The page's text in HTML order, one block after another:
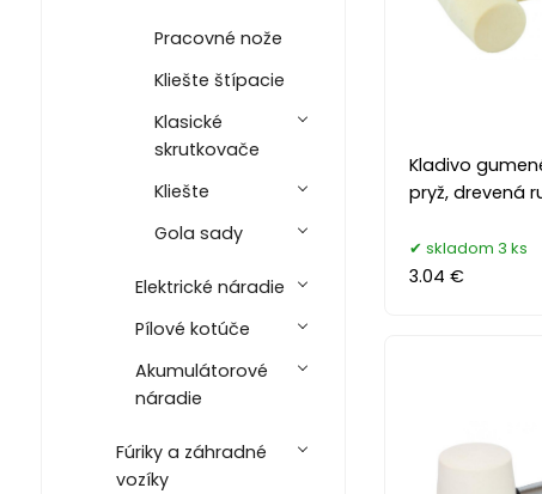
Pracovné nože
Kliešte štípacie
Klasické
skrutkovače
Kliešte
Gola sady
Elektrické náradie
Pílové kotúče
Akumulátorové
náradie
Fúriky a záhradné
vozíky
Kladivo
pryž, drevená
skladom 3 ks
3.04 €